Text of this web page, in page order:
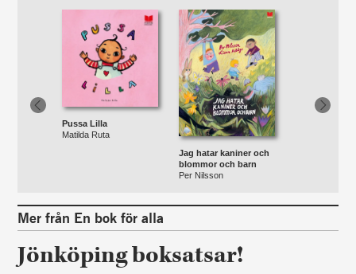
Pussa Lilla
Matilda Ruta
Jag hatar kaniner och
blommor och barn
Per Nilsson
Next
Mer från En bok för alla
Jönköping boksatsar!